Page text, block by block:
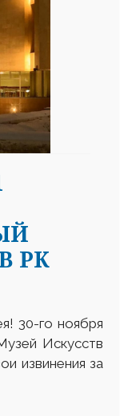
РК
30-го ноября
Искусств
извинения за